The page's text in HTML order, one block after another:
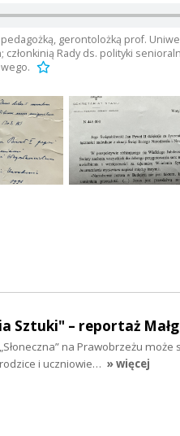
gerontolożką prof.
członkinią Rady ds. polityki
Sztuki" – reportaż
na Prawobrzeżu
i uczniowie… » więcej